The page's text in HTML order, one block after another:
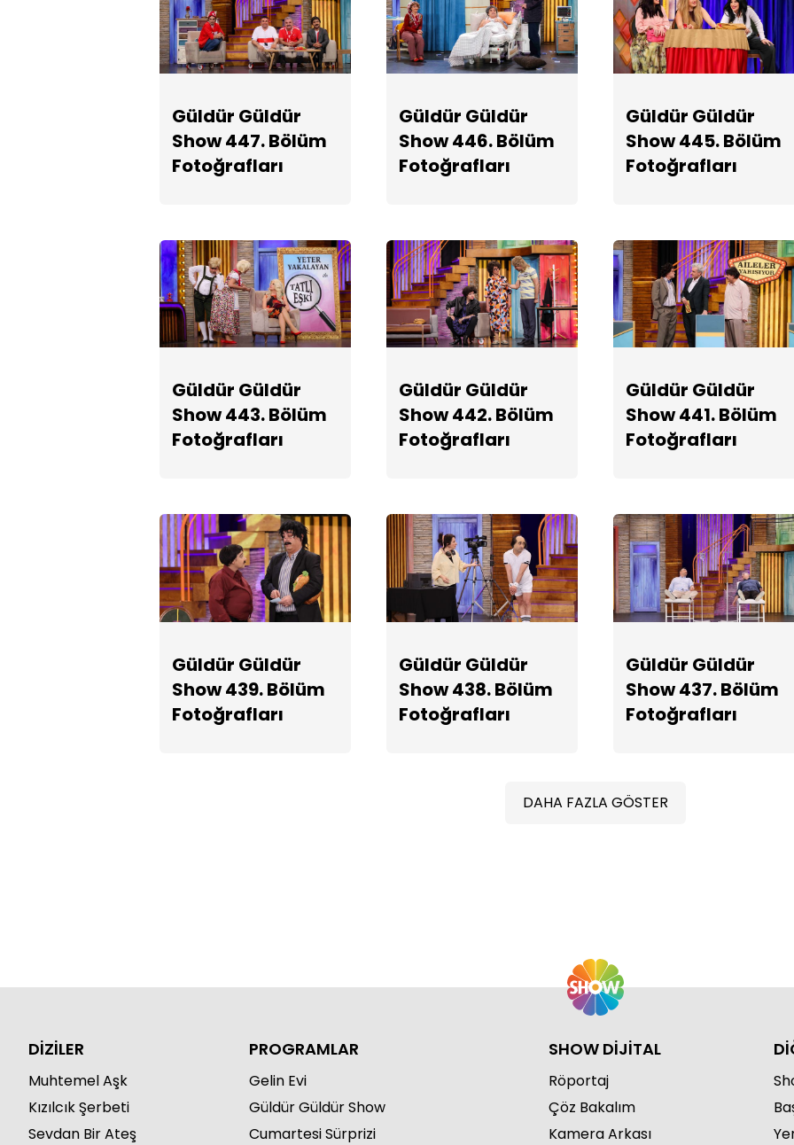
Güldür Güldür
Show 447. Bölüm
Fotoğrafları
Güldür Güldür
Show 446. Bölüm
Fotoğrafları
Güldür Güldür
Show 445. Bölüm
Fotoğrafları
Güldür Güldür
Show 443. Bölüm
Fotoğrafları
Güldür Güldür
Show 442. Bölüm
Fotoğrafları
Güldür Güldür
Show 441. Bölüm
Fotoğrafları
Güldür Güldür
Show 439. Bölüm
Fotoğrafları
Güldür Güldür
Show 438. Bölüm
Fotoğrafları
Güldür Güldür
Show 437. Bölüm
Fotoğrafları
DAHA FAZLA GÖSTER
DİZİLER
Muhtemel Aşk
Kızılcık Şerbeti
Sevdan Bir Ateş
PROGRAMLAR
Gelin Evi
Güldür Güldür Show
Cumartesi Sürprizi
SHOW DİJİTAL
Röportaj
Çöz Bakalım
Kamera Arkası